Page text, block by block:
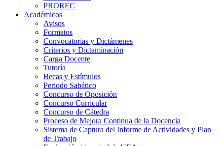
PROREC
Académicos
Avisos
Formatos
Convocatorias y Dictámenes
Criterios y Dictaminación
Carga Docente
Tutoría
Becas y Estímulos
Periodo Sabático
Concurso de Oposición
Concurso Curricular
Concurso de Cátedra
Proceso de Mejora Continua de la Docencia
Sistema de Captura del Informe de Actividades y Plan
de Trabajo